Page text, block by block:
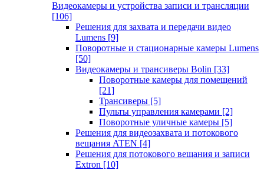
Видеокамеры и устройства записи и трансляции
[106]
Решения для захвата и передачи видео
Lumens [9]
Поворотные и стационарные камеры Lumens
[50]
Видеокамеры и трансиверы Bolin [33]
Поворотные камеры для помещений
[21]
Трансиверы [5]
Пульты управления камерами [2]
Поворотные уличные камеры [5]
Решения для видеозахвата и потокового
вещания ATEN [4]
Решения для потокового вещания и записи
Extron [10]